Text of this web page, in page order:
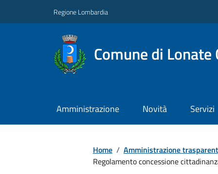
Regione Lombardia
Comune di Lonate
Amministrazione Novità Servizi
Home / Amministrazione
Regolamento concessione